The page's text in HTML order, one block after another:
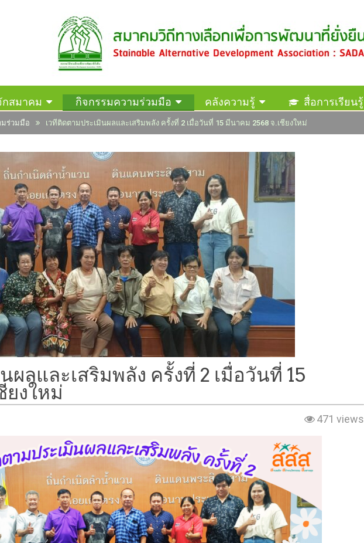
กสมาคม กิจกรรมความร่วมมือ คลังความรู้ สื่อการเรียนรู้
ติดต่อสมาคม
มร่วมมือ เวทีติดตามประเมินผลและเสริมพลัง ครั้งที่ 2 เมื่อวันที่ 15 มีนาคม 2568 จ.เชียงใหม่
ผลและเสริมพลัง ครั้งที่ 2 เมื่อวันที่ 15
ยงใหม่
471 views